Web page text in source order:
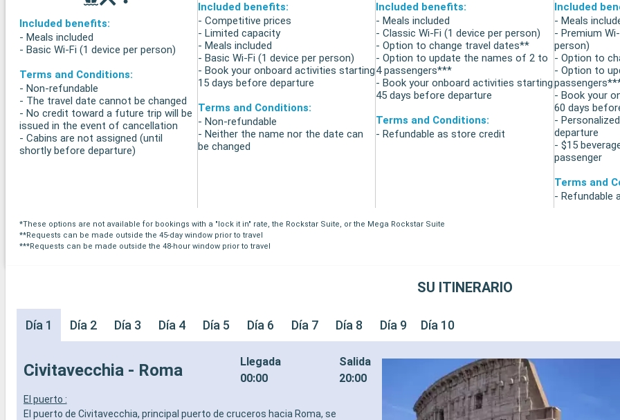
Included benefits:
- Meals included
- Basic Wi-Fi (1 device per person)
Terms and Conditions:
- Non-refundable
- The travel date cannot be changed
- No credit toward a future trip will be
issued in the event of cancellation
- Cabins are not assigned (until
shortly before departure)
Included benefits:
- Competitive prices
- Limited capacity
- Meals included
- Basic Wi-Fi (1 device per person)
- Book your onboard activities starting
15 days before departure
Terms and Conditions:
- Non-refundable
- Neither the name nor the date can
be changed
Included benefits:
- Meals included
- Classic Wi-Fi (1 device per person)
- Option to change travel dates**
- Option to update the names of 2 to
4 passengers***
- Book your onboard activities starting
45 days before departure
Terms and Conditions:
- Refundable as store credit
Included
- Meals
- Premium
person)
- Option to
- Option to
- Book your
60 days
-
departure
- $15
passenger
Terms and
- Refundable
*These options are not available for bookings with a "lock it in" rate, the Rockstar Suite, or the Mega Rockstar Suite
**Requests can be made outside the 45-day window prior to travel
***Requests can be made outside the 48-hour window prior to travel
SU ITINERARIO
Día 1 Día 2 Día 3 Día 4 Día 5 Día 6 Día 7 Día 8 Día 9 Día 10
Civitavecchia - Roma
Llegada
00:00
Salida
20:00
El puerto :
El puerto de Civitavecchia, principal puerto de cruceros hacia Roma, se